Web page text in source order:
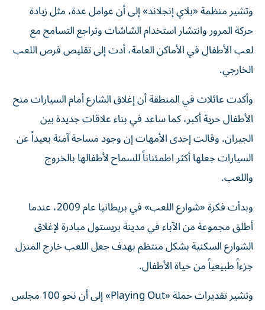
وتشير منظمة «بلاي إنجلاند» إلى أن عوامل عدة، مثل زيادة
حركة المرور وانتشار استخدام الشاشات وتراجع التسامح مع
لعب الأطفال في الأماكن العامة، أدت إلى تقليص فرص اللعب
الخارجي.
وأكدت عائلات في المنطقة أن إغلاق الشارع أمام السيارات منح
الأطفال حرية أكبر، كما ساعد في بناء علاقات جديدة بين
الجيران. وقالت إحدى الأمهات إن وجود مساحة آمنة بعيداً عن
السيارات جعلها أكثر اطمئناناً للسماح لأطفالها بالخروج
واللعب.
وبدأت فكرة «شوارع اللعب» في بريطانيا عام 2009، عندما
أطلق مجموعة من الآباء في مدينة بريستول مبادرة لإغلاق
الشوارع السكنية بشكل منتظم بهدف جعل اللعب خارج المنزل
جزءاً طبيعياً من حياة الأطفال.
وتشير تقديرات حملة «Playing Out» إلى أن نحو 100 مجلس